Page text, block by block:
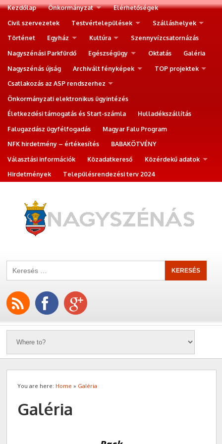
Kezdőlap Önkormányzat
Elérhetőségek
Civil szervezetek
Testvértelepülések
Szálláshelyek
Történet
Egyház Kultúra
Szennyvízcsatornázás
Nagyszénási Parkfürdő
Egészségügy Oktatás
Galéria
Nagyszénás újság
Archivált fényképek
TOP projektek
Csatlakozás az ASP rendszerhez
Önkormányzati elektronikus ügyintézés
Életkezdési támogatás és Start-számla
Hulladékszállítás
Falugazdász ügyfélfogadás
Magyar Falu Program
NFK hirdetmény – értékesítés
BABAKÖTVÉNY
Választási információk
Közadatkereső
Közérdekű adatok
Hirdetmények
Településrendezési terv 2024
You are here: Home » Galéria
Galéria